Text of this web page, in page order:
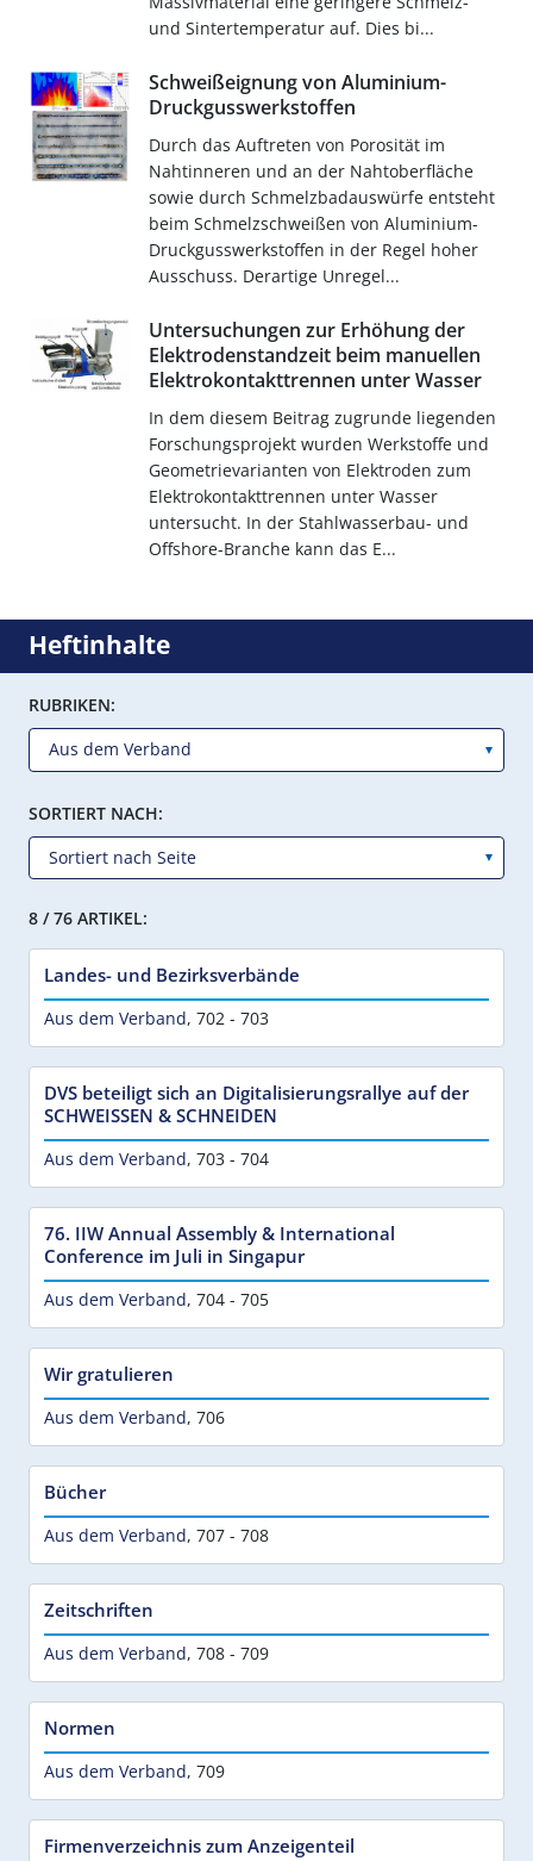
und Sintertemperatur auf. Dies bi...
Schweißeignung von Aluminium-
Druckgusswerkstoffen
Durch das Auftreten von Porosität im
Nahtinneren und an der Nahtoberfläche
sowie durch Schmelzbadauswürfe entsteht
beim Schmelzschweißen von Aluminium-
Druckgusswerkstoffen in der Regel hoher
Ausschuss. Derartige Unregel...
Untersuchungen zur Erhöhung der
Elektrodenstandzeit beim manuellen
Elektrokontakttrennen unter Wasser
In dem diesem Beitrag zugrunde liegenden
Forschungsprojekt wurden Werkstoffe und
Geometrievarianten von Elektroden zum
Elektrokontakttrennen unter Wasser
untersucht. In der Stahlwasserbau- und
Offshore-Branche kann das E...
Heftinhalte
RUBRIKEN:
SORTIERT NACH:
8 / 76 ARTIKEL:
Landes- und Bezirksverbände
Aus dem Verband, 702 - 703
DVS beteiligt sich an Digitalisierungsrallye auf der
SCHWEISSEN & SCHNEIDEN
Aus dem Verband, 703 - 704
76. IIW Annual Assembly & International
Conference im Juli in Singapur
Aus dem Verband, 704 - 705
Wir gratulieren
Aus dem Verband, 706
Bücher
Aus dem Verband, 707 - 708
Zeitschriften
Aus dem Verband, 708 - 709
Normen
Aus dem Verband, 709
Firmenverzeichnis zum Anzeigenteil